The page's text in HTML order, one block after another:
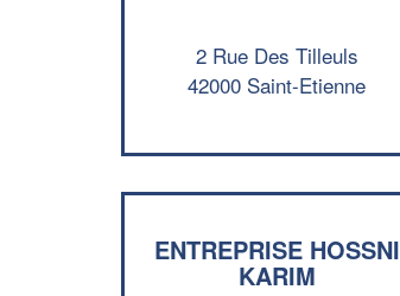
2 Rue Des Tilleuls
42000 Saint-Etienne
ENTREPRISE HOSSNI
KARIM